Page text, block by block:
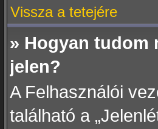
Vissza a tetejére
» Hogyan tudom
jelen?
A Felhasználói
található a